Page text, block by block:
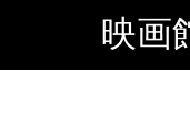
映画